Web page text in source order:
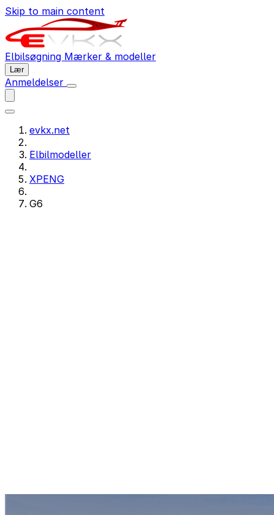
Skip to main content
Elbilsøgning Mærker & modeller
Lær
Anmeldelser
evkx.net
Elbilmodeller
XPENG
G6